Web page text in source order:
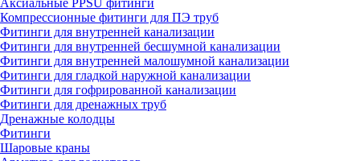
Компрессионные фитинги для ПЭ труб
Фитинги для внутренней канализации
Фитинги для внутренней бесшумной канализации
Фитинги для внутренней малошумной канализации
Фитинги для гладкой наружной канализации
Фитинги для гофрированной канализации
Фитинги для дренажных труб
Дренажные колодцы
Фитинги
Шаровые краны